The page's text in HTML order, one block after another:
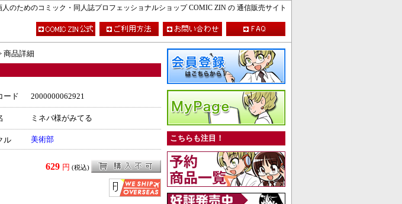
人のためのコミック・同人誌プロフェッショナルショップ COMIC ZIN の 通信販売サイト
商品詳細
ード 2000000062921
ミネバ様がみてる
ル 美術部
629 円 (税込)
こちらも注目！